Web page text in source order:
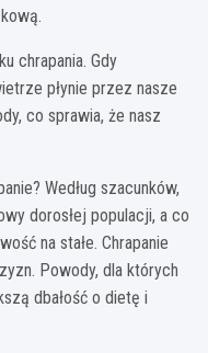
chrapania. Gdy
płynie przez nasze
co sprawia, że nasz
Według szacunków,
dorosłej populacji, a co
na stałe. Chrapanie
Powody, dla których
dbałość o dietę i